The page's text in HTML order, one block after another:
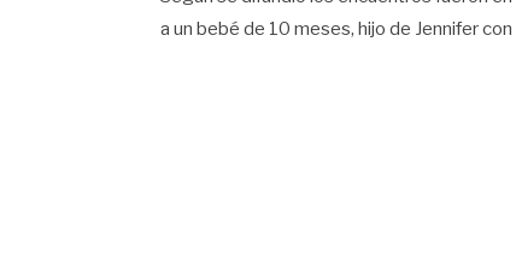
a un bebé de 10 meses, hijo de Jennifer